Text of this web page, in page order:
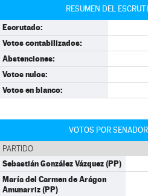
RESUMEN DEL
Escrutado:
Votos contabilizados:
Abstenciones:
Votos nulos:
Votos en blanco:
VOTOS POR
PARTIDO
Sebastián González Vázquez (PP)
María del Carmen de Arágon
Amunarriz (PP)